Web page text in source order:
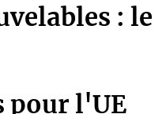
: le
pour l'UE